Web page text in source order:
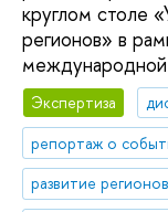
круглом столе
регионов» в
Экспертиза
репортаж о
развитие регионов